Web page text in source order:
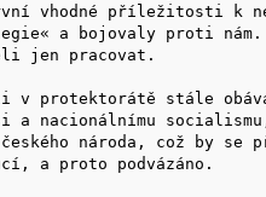
první vhodné příležitosti
a bojovaly proti nám.
jen pracovat.
v protektorátě stále
nacionálnímu
národa, což by se
a proto podvázáno.